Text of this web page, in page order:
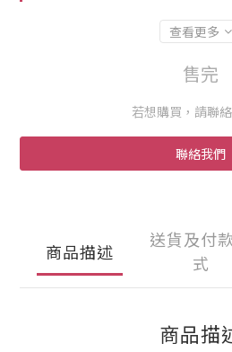
查看更多
售完
若想購買，請聯
聯絡我們
商品描述
送貨及付
式
商品描